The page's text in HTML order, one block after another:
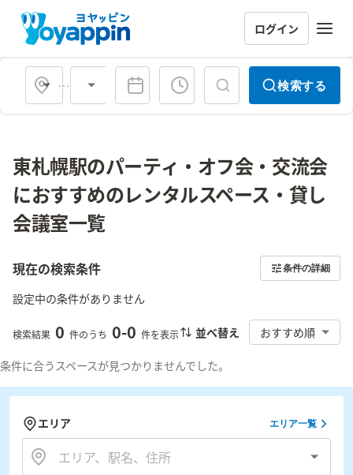
ログイン
会場タイプ 検索する
東札幌駅のパーティ・オフ会・交流会
におすすめのレンタルスペース・貸し
会議室一覧
現在の検索条件 条件の詳細
設定中の条件がありません
検索結果 0 件のうち 0-0 件を表示 並べ替え おすすめ順
条件に合うスペースが見つかりませんでした。
エリア エリア一覧